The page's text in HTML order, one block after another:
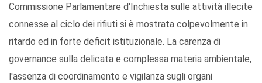
Commissione Parlamentare d'Inchiesta sulle attività illecite
connesse al ciclo dei rifiuti si è mostrata colpevolmente in
ritardo ed in forte deficit istituzionale. La carenza di
governance sulla delicata e complessa materia ambientale,
l'assenza di coordinamento e vigilanza sugli organi